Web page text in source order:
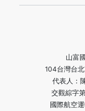
山富
104台灣台
代表人：
交觀綜字
國際航空